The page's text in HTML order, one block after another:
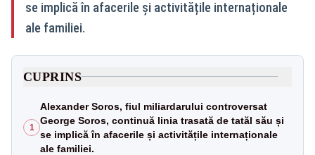
se implică în afacerile și activitățile internaționale
ale familiei.
CUPRINS
1
Alexander Soros, fiul miliardarului controversat
George Soros, continuă linia trasată de tatăl său și
se implică în afacerile și activitățile internaționale
ale familiei.